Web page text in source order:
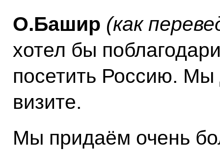
О.Башир (как
хотел бы
посетить Россию.
визите.
Мы придаём очень